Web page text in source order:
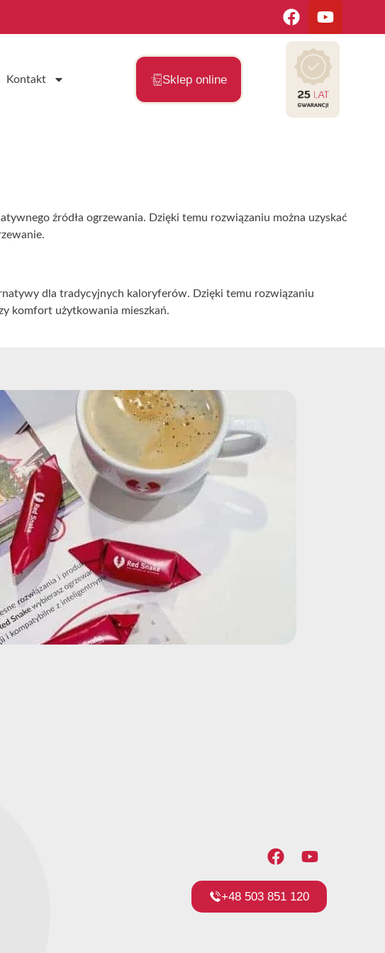
Kontakt Sklep online
źródła ogrzewania. Dzięki temu rozwiązaniu można uzyskać
dla tradycyjnych kaloryferów. Dzięki temu rozwiązaniu
komfort użytkowania mieszkań.
+48 503 851 120